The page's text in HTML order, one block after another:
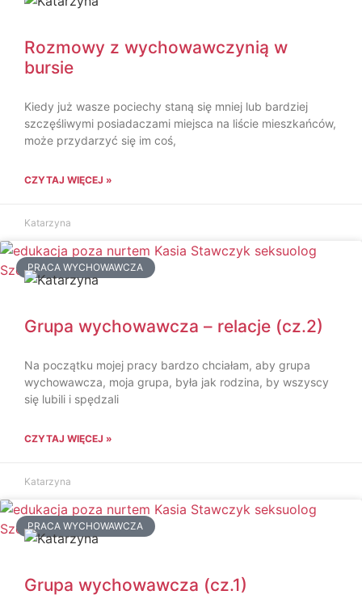
Rozmowy z wychowawczynią w
bursie
Kiedy już wasze pociechy staną się mniej lub bardziej
szczęśliwymi posiadaczami miejsca na liście mieszkańców,
może przydarzyć się im coś,
CZYTAJ WIĘCEJ »
Katarzyna
PRACA WYCHOWAWCZA
Grupa wychowawcza – relacje (cz.2)
Na początku mojej pracy bardzo chciałam, aby grupa
wychowawcza, moja grupa, była jak rodzina, by wszyscy
się lubili i spędzali
CZYTAJ WIĘCEJ »
Katarzyna
PRACA WYCHOWAWCZA
Grupa wychowawcza (cz.1)